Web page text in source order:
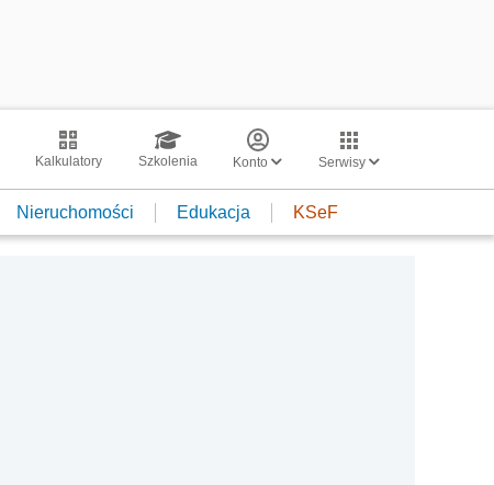
Kalkulatory Szkolenia Konto Serwisy
Nieruchomości Edukacja KSeF